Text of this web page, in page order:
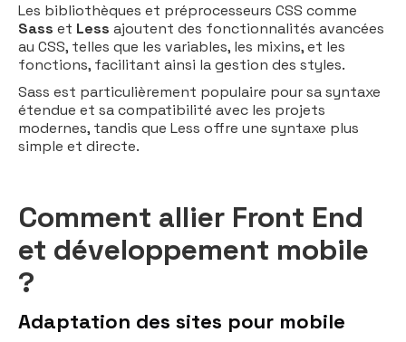
Les bibliothèques et préprocesseurs CSS comme
Sass et Less ajoutent des fonctionnalités avancées
au CSS, telles que les variables, les mixins, et les
fonctions, facilitant ainsi la gestion des styles.
Sass est particulièrement populaire pour sa syntaxe
étendue et sa compatibilité avec les projets
modernes, tandis que Less offre une syntaxe plus
simple et directe.
Comment allier Front End
et développement mobile
?
Adaptation des sites pour mobile